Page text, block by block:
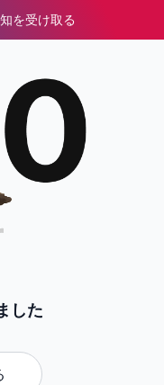
を受け取る
した